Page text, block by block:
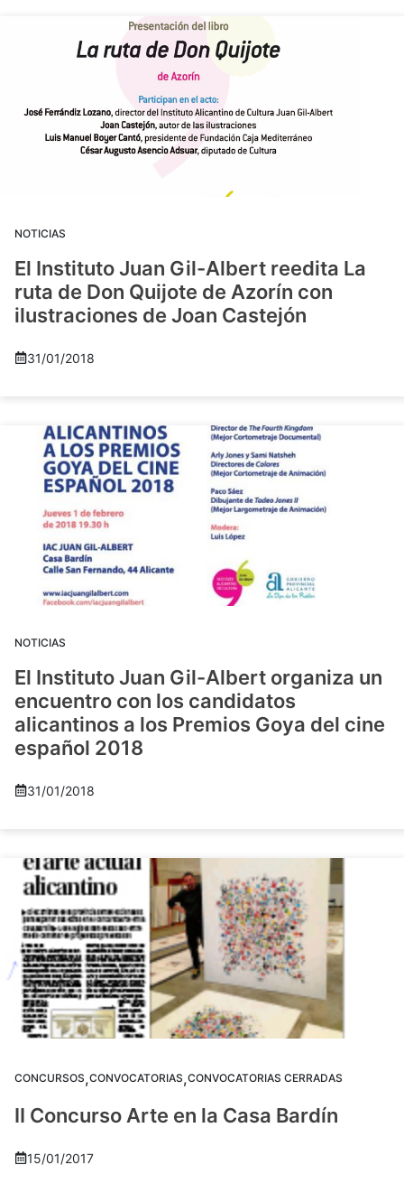
NOTICIAS
El Instituto Juan Gil-Albert reedita La
ruta de Don Quijote de Azorín con
ilustraciones de Joan Castejón
31/01/2018
NOTICIAS
El Instituto Juan Gil-Albert organiza un
encuentro con los candidatos
alicantinos a los Premios Goya del cine
español 2018
31/01/2018
CONCURSOS,CONVOCATORIAS,CONVOCATORIAS CERRADAS
II Concurso Arte en la Casa Bardín
15/01/2017